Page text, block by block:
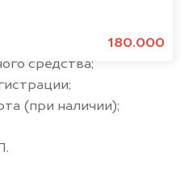
180.000
РФ;
средства;
(при наличии);